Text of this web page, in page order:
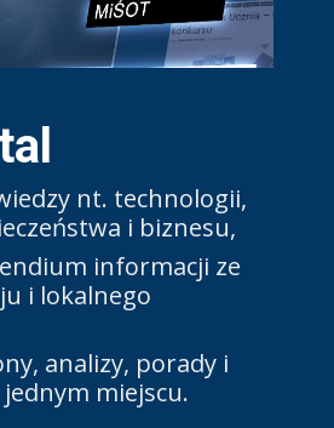
nt. technologii,
i biznesu,
informacji ze
i lokalnego
analizy, porady i
miejscu.